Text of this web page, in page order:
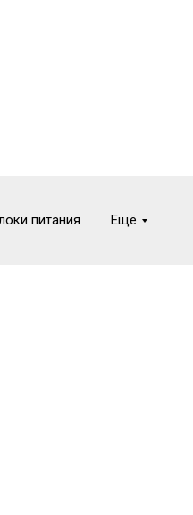
питания Ещё